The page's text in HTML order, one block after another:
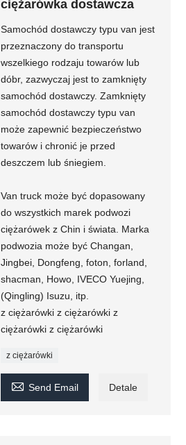
ciężarówka dostawcza
Samochód dostawczy typu van jest
przeznaczony do transportu
wszelkiego rodzaju towarów lub
dóbr, zazwyczaj jest to zamknięty
samochód dostawczy. Zamknięty
samochód dostawczy typu van
może zapewnić bezpieczeństwo
towarów i chronić je przed
deszczem lub śniegiem.
Van truck może być dopasowany
do wszystkich marek podwozi
ciężarówek z Chin i świata. Marka
podwozia może być Changan,
Jingbei, Dongfeng, foton, forland,
shacman, Howo, IVECO Yuejing,
(Qingling) Isuzu, itp.
z ciężarówki z ciężarówki z
ciężarówki z ciężarówki
z ciężarówki
 Send Email Detale